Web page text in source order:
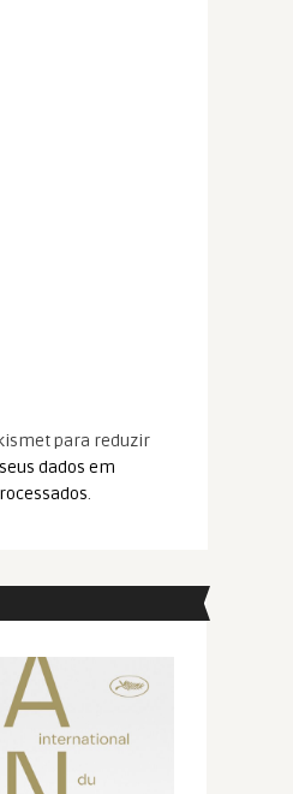
para reduzir
dados em
.